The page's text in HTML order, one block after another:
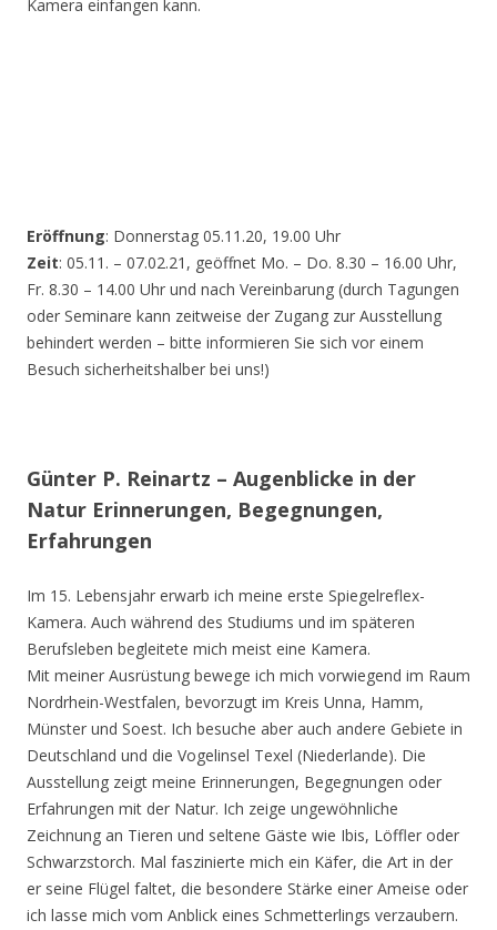
Kamera einfangen kann.
Eröffnung: Donnerstag 05.11.20, 19.00 Uhr
Zeit: 05.11. – 07.02.21, geöffnet Mo. – Do. 8.30 – 16.00 Uhr,
Fr. 8.30 – 14.00 Uhr und nach Vereinbarung (durch Tagungen
oder Seminare kann zeitweise der Zugang zur Ausstellung
behindert werden – bitte informieren Sie sich vor einem
Besuch sicherheitshalber bei uns!)
Günter P. Reinartz – Augenblicke in der
Natur Erinnerungen, Begegnungen,
Erfahrungen
Im 15. Lebensjahr erwarb ich meine erste Spiegelreflex-
Kamera. Auch während des Studiums und im späteren
Berufsleben begleitete mich meist eine Kamera.
Mit meiner Ausrüstung bewege ich mich vorwiegend im Raum
Nordrhein-Westfalen, bevorzugt im Kreis Unna, Hamm,
Münster und Soest. Ich besuche aber auch andere Gebiete in
Deutschland und die Vogelinsel Texel (Niederlande). Die
Ausstellung zeigt meine Erinnerungen, Begegnungen oder
Erfahrungen mit der Natur. Ich zeige ungewöhnliche
Zeichnung an Tieren und seltene Gäste wie Ibis, Löffler oder
Schwarzstorch. Mal faszinierte mich ein Käfer, die Art in der
er seine Flügel faltet, die besondere Stärke einer Ameise oder
ich lasse mich vom Anblick eines Schmetterlings verzaubern.